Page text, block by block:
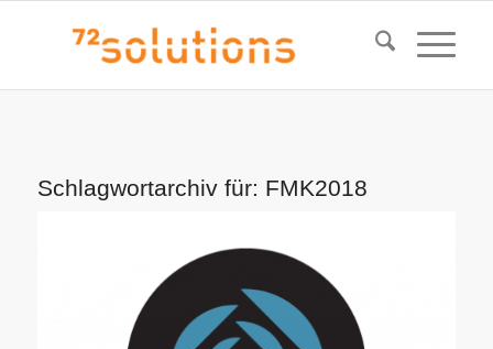
Schlagwortarchiv für: FMK2018